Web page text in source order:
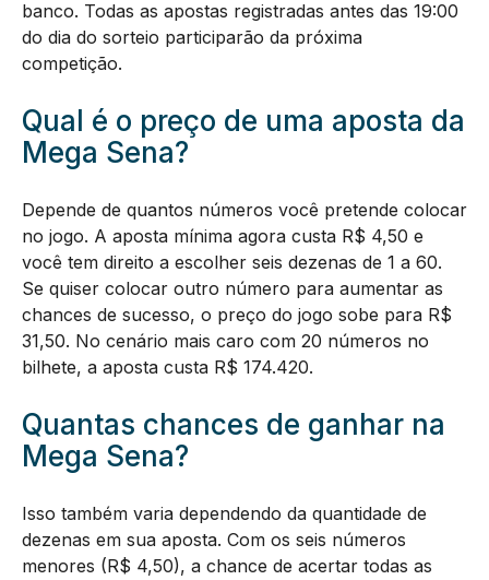
banco. Todas as apostas registradas antes das 19:00
do dia do sorteio participarão da próxima
competição.
Qual é o preço de uma aposta da
Mega Sena?
Depende de quantos números você pretende colocar
no jogo. A aposta mínima agora custa R$ 4,50 e
você tem direito a escolher seis dezenas de 1 a 60.
Se quiser colocar outro número para aumentar as
chances de sucesso, o preço do jogo sobe para R$
31,50. No cenário mais caro com 20 números no
bilhete, a aposta custa R$ 174.420.
Quantas chances de ganhar na
Mega Sena?
Isso também varia dependendo da quantidade de
dezenas em sua aposta. Com os seis números
menores (R$ 4,50), a chance de acertar todas as